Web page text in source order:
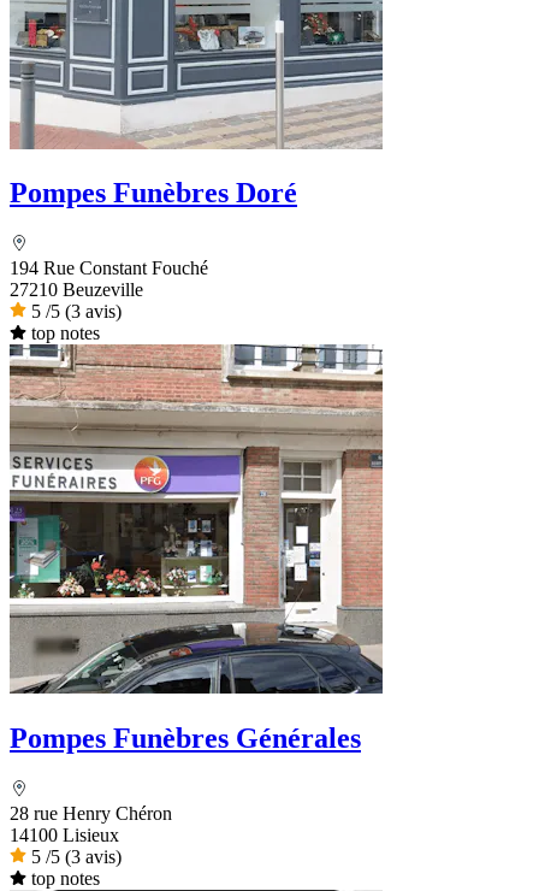
Pompes Funèbres Doré
194 Rue Constant Fouché
27210 Beuzeville
5 /5 (3 avis)
top notes
Pompes Funèbres Générales
28 rue Henry Chéron
14100 Lisieux
5 /5 (3 avis)
top notes